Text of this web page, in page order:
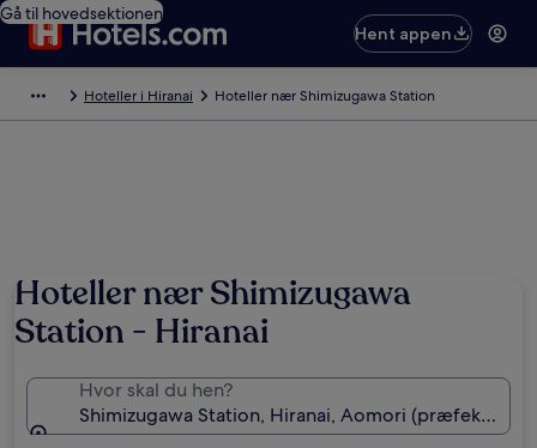
Gå til hovedsektionen
Hent appen
Hoteller i Hiranai Hoteller nær Shimizugawa Station
Hoteller nær Shimizugawa
Station - Hiranai
Hvor skal du hen?
Shimizugawa Station, Hiranai, Aomori (præfektur),